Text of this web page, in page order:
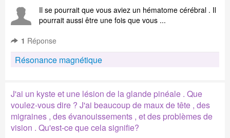
Il se pourrait que vous aviez un hématome cérébral . Il
pourrait aussi être une fois que vous ...
1 Réponse
Résonance magnétique
J'ai un kyste et une lésion de la glande pinéale . Que
voulez-vous dire ? J'ai beaucoup de maux de tête , des
migraines , des évanouissements , et des problèmes de
vision . Qu'est-ce que cela signifie?